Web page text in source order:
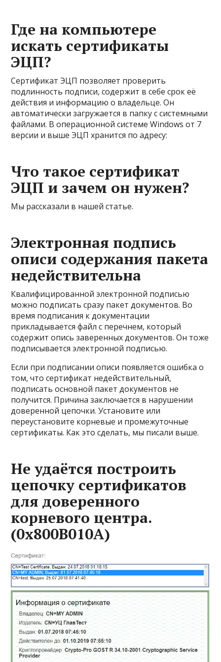
Где на компьютере
искать сертификаты
ЭЦП?
Сертификат ЭЦП позволяет проверить
подлинность подписи, содержит в себе срок её
действия и информацию о владельце. Он
автоматически загружается в папку с системными
файлами. В операционной системе Windows от 7
версии и выше ЭЦП хранится по адресу:
Что такое сертификат
ЭЦП и зачем он нужен?
Мы рассказали в нашей статье.
Электронная подпись
описи содержания пакета
недействительна
Квалифицированной электронной подписью
можно подписать сразу пакет документов. Во
время подписания к документации
прикладывается файл с перечнем, который
содержит опись заверенных документов. Он тоже
подписывается электронной подписью.
Если при подписании описи появляется ошибка о
том, что сертификат недействительный,
подписать основной пакет документов не
получится. Причина заключается в нарушении
доверенной цепочки. Установите или
переустановите корневые и промежуточные
сертификаты. Как это сделать, мы писали выше.
Не удаётся построить
цепочку сертификатов
для доверенного
корневого центра.
(0x800B010A)